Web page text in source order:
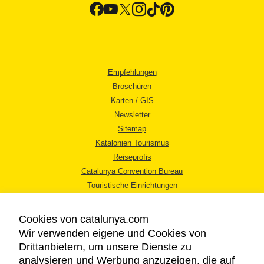
Empfehlungen
Broschüren
Karten / GIS
Newsletter
Sitemap
Katalonien Tourismus
Reiseprofis
Catalunya Convention Bureau
Touristische Einrichtungen
Cookies von catalunya.com
Wir verwenden eigene und Cookies von
Drittanbietern, um unsere Dienste zu
analysieren und Werbung anzuzeigen, die auf